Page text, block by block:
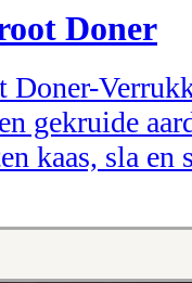
Doner
Doner-
gekruide
kaas, sla en